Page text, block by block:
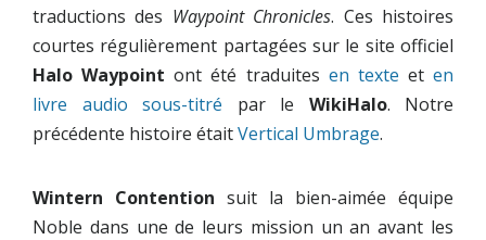
traductions des Waypoint Chronicles. Ces histoires
courtes régulièrement partagées sur le site officiel
Halo Waypoint ont été traduites en texte et en
livre audio sous-titré par le WikiHalo. Notre
précédente histoire étaitVertical Umbrage.
Wintern Contention suit la bien-aimée équipe
Noble dans une de leurs mission un an avant les